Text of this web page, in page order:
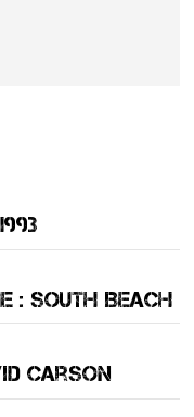
: South Beach
Carson